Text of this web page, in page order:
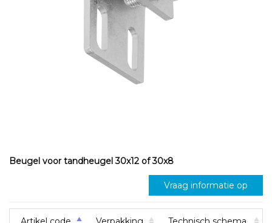
Beugel voor tandheugel 30x12 of 30x8
Vraag informatie op